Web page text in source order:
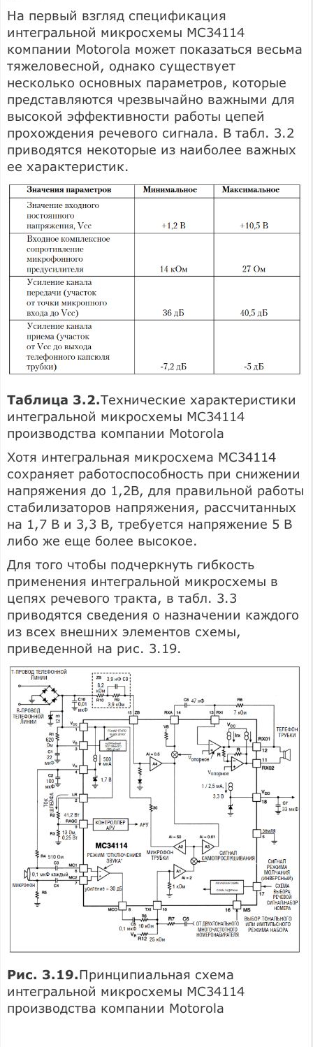
На первый взгляд спецификация
интегральной микросхемы МС34114
компании Motorola может показаться весьма
тяжеловесной, однако существует
несколько основных параметров, которые
представляются чрезвычайно важными для
высокой эффективности работы цепей
прохождения речевого сигнала. В табл. 3.2
приводятся некоторые из наиболее важных
ее характеристик.
Таблица 3.2.Технические характеристики
интегральной микросхемы МС34114
производства компании Motorola
Хотя интегральная микросхема МС34114
сохраняет работоспособность при снижении
напряжения до 1,2В, для правильной работы
стабилизаторов напряжения, рассчитанных
на 1,7 В и 3,3 В, требуется напряжение 5 В
либо же еще более высокое.
Для того чтобы подчеркнуть гибкость
применения интегральной микросхемы в
цепях речевого тракта, в табл. 3.3
приводятся сведения о назначении каждого
из всех внешних элементов схемы,
приведенной на рис. 3.19.
Рис. 3.19.Принципиальная схема
интегральной микросхемы МС34114
производства компании Motorola